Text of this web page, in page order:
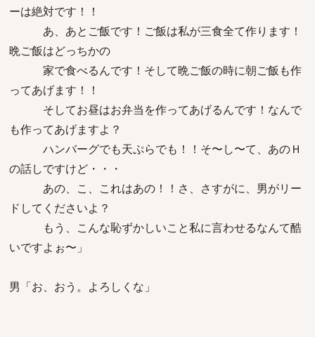
ーは絶対です！！
あ、あとご飯です！ご飯は私が三食全て作ります！
晩ご飯はどっちかの
家で食べるんです！そして晩ご飯の時に朝ご飯も作
ってあげます！！
そしてお昼はお弁当を作ってあげるんです！なんで
も作ってあげますよ？
ハンバーグでも天ぷらでも！！そ〜し〜て、あのＨ
の話しですけど・・・
あの、こ、これはあの！！さ、さすがに、男がリー
ドしてくださいよ？
もう、こんな恥ずかしいこと私に言わせるなんて酷
いですよぉ〜」
男「お、おう。よろしくな」